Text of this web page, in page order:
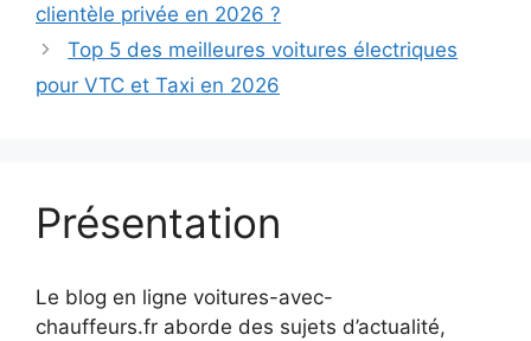
clientèle privée en 2026 ?
Top 5 des meilleures voitures électriques
pour VTC et Taxi en 2026
Présentation
Le blog en ligne voitures-avec-
chauffeurs.fr aborde des sujets d’actualité,